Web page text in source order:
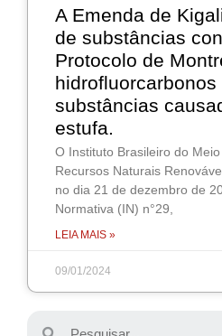
A Emenda de
de substâncias
Protocolo de
hidrofluorcarbonos
substâncias
estufa.
O Instituto Brasileiro do
Recursos Naturais
no dia 21 de dezembro de
Normativa (IN) n°29,
LEIA MAIS »
09/01/2024